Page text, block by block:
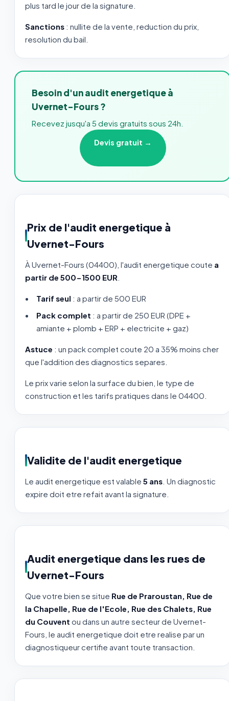
plus tard le jour de la signature.
Sanctions : nullite de la vente, reduction du prix,
resolution du bail.
Besoin d'un audit energetique à
Uvernet-Fours ?
Recevez jusqu'a 5 devis gratuits sous 24h.
Devis gratuit →
Prix de l'audit energetique à
Uvernet-Fours
À Uvernet-Fours (04400), l'audit energetique coute a
partir de 500-1500 EUR
Tarif seul : a partir de 500 EUR
Pack complet : a partir de 250 EUR (DPE +
amiante + plomb + ERP + electricite + gaz)
Astuce : un pack complet coute 20 a 35% moins cher
que l'addition des diagnostics separes.
Le prix varie selon la surface du bien, le type de
construction et les tarifs pratiques dans le 04400.
Validite de l'audit energetique
Le audit energetique est valable 5 ans . Un diagnostic
expire doit etre refait avant la signature.
Audit energetique dans les rues de
Uvernet-Fours
Que votre bien se situe Rue de Praroustan, Rue de
la Chapelle, Rue de l'Ecole, Rue des Chalets, Rue
du Couvent ou dans un autre secteur de Uvernet-
Fours, le audit energetique doit etre realise par un
diagnostiqueur certifie avant toute transaction.